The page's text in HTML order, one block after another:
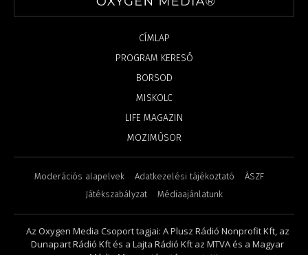
CÍMLAP
PROGRAM KERESŐ
BORSOD
MISKOLC
LIFE MAGAZIN
MOZIMŰSOR
Moderációs alapelvek Adatkezelési tájékoztató
ÁSZF
Játékszabályzat
Médiaajánlatunk
Az Oxygen Media Csoport tagjai: A Plusz Rádió Nonprofit Kft, az
Dunapart Rádió Kft és a Lajta Rádió Kft az MTVA és a Magyar